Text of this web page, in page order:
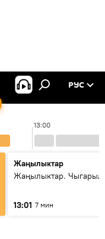
РУС
13:00
Жаңылыктар
Жаңылыктар.
13:01 7 мин